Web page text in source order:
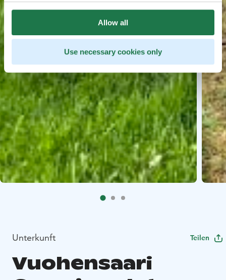
Allow all
Use necessary cookies only
Unterkunft Teilen
Vuohensaari